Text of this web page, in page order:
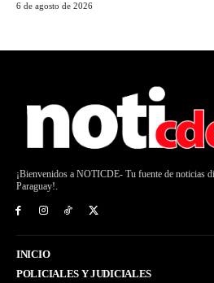
6 de agosto de 2026
¡Bienvenidos a NOTICDE- Tu fuente de noticias
Paraguay!.
INICIO
POLICIALES Y JUDICIALES